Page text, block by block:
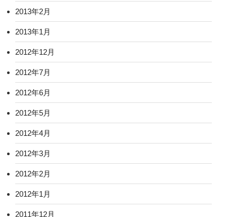
2013年2月
2013年1月
2012年12月
2012年7月
2012年6月
2012年5月
2012年4月
2012年3月
2012年2月
2012年1月
2011年12月